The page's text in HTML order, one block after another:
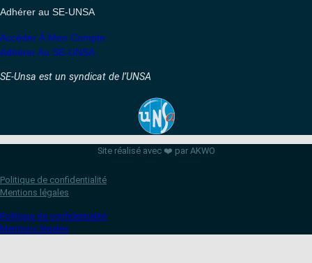
Adhérer au SE-UNSA
Accéder À Mon Compte
Adhérer Au SE-UNSA
SE-Unsa est un syndicat de l’UNSA
Site réalisé avec ❤️ par AKWO
Politique de confidentialité
Mentions légales
Politique de confidentialité
Mentions légales